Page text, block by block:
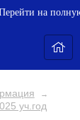
на
→
уч.год